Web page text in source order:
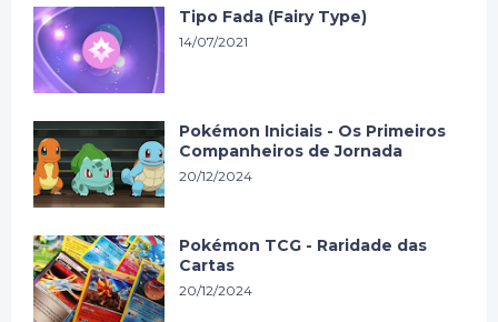
Tipo Fada (Fairy Type)
14/07/2021
Pokémon Iniciais - Os Primeiros
Companheiros de Jornada
20/12/2024
Pokémon TCG - Raridade das
Cartas
20/12/2024